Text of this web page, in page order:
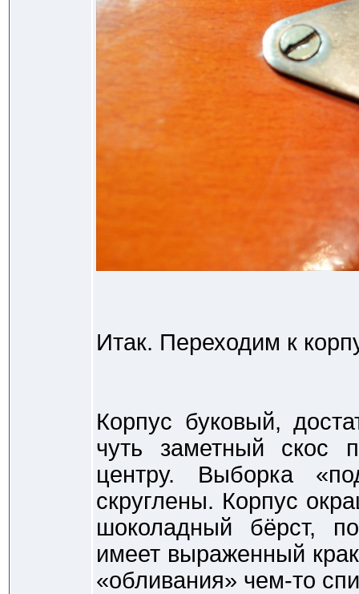
Итак. Переходим к
Корпус буковый,
чуть заметный скос
центру. Выборка
скруглены. Корпус
шоколадный бёрст,
имеет выраженный
«обливания» чем-то